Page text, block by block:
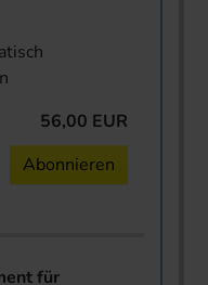
56,00 EUR
Abonnieren
für